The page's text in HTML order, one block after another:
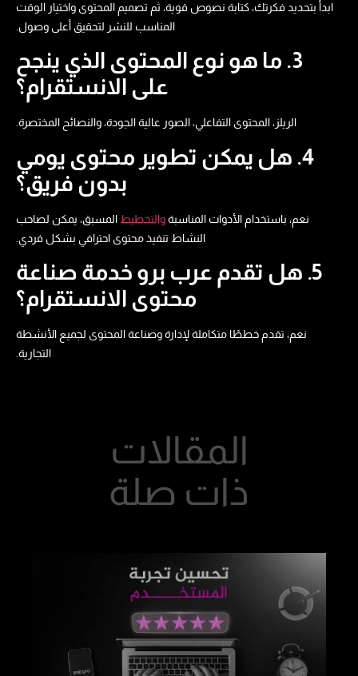
ابدأ بتحديد فكرتك، كتابة نصوص قوية، ثم تصميم المحتوى واختيار الوقت
المناسب للنشر لتحقيق أعلى وصول.
3. ما هو نوع المحتوى الذي ينجح
على الانستقرام؟
الريلز، المحتوى التفاعلي، الصور عالية الجودة، والنصائح المختصرة.
4. هل يمكن تطوير محتوى يومي
بدون فريق؟
نعم، باستخدام الأدوات المناسبةوالتخطيط المسبق، يمكن لصاحب
النشاط تنفيذ محتوى احترافي بشكل فردي.
5. هل تقدم عرب برو خدمة صناعة
محتوى الانستقرام؟
نعم، تقدم خططًا متكاملة لإدارة وصناعة المحتوى لجميع الأنشطة
التجارية.
المقالات
ذات صلة